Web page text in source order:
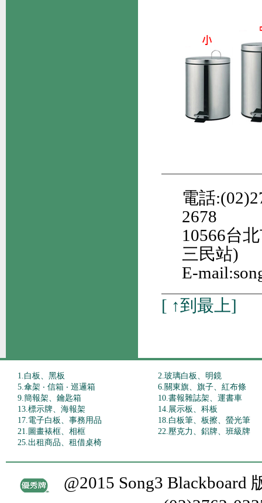
電話
2678
10566台
三民站)
E-
[ ↑到最上]
1.白板、黑板
2.玻璃白板、明鏡
5.傘架 ‧ 信箱 ‧ 巡邏箱
6.關東旗、旗子、紅布條
9.簡報架、鑰匙箱
10.書報雜誌架、運書車
13.標示牌、海報架
14.展示板、科板
17.電子白板、事務用品
18.白板筆、板擦、螢光筆
21.圖畫裱框、相框
22.壓克力、鋁牌、班級牌
25.出租商品、租借桌椅
@2015 Song3 Blackboard